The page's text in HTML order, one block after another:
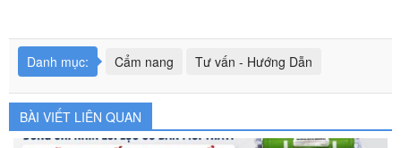
Danh mục: Cẩm nang Tư vấn - Hướng Dẫn
BÀI VIẾT LIÊN QUAN